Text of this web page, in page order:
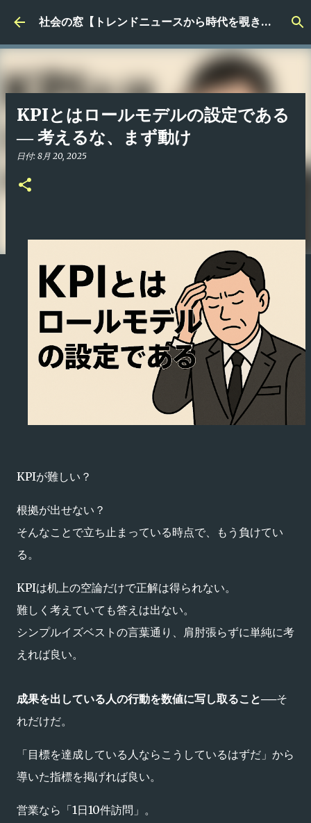
スキップしてメイン コンテンツに移動 社会の窓【トレンドニュースから時代を覗き見る】
KPIとはロールモデルの設定である
― 考えるな、まず動け
日付: 8月 20, 2025
KPIが難しい？
根拠が出せない？
そんなことで立ち止まっている時点で、もう負けてい
る。
KPIは机上の空論だけで正解は得られない。
難しく考えていても答えは出ない。
シンプルイズベストの言葉通り、肩肘張らずに単純に考
えれば良い。
成果を出している人の行動を数値に写し取ること──そ
れだけだ。
「目標を達成している人ならこうしているはずだ」から
導いた指標を掲げれば良い。
営業なら「1日10件訪問」。